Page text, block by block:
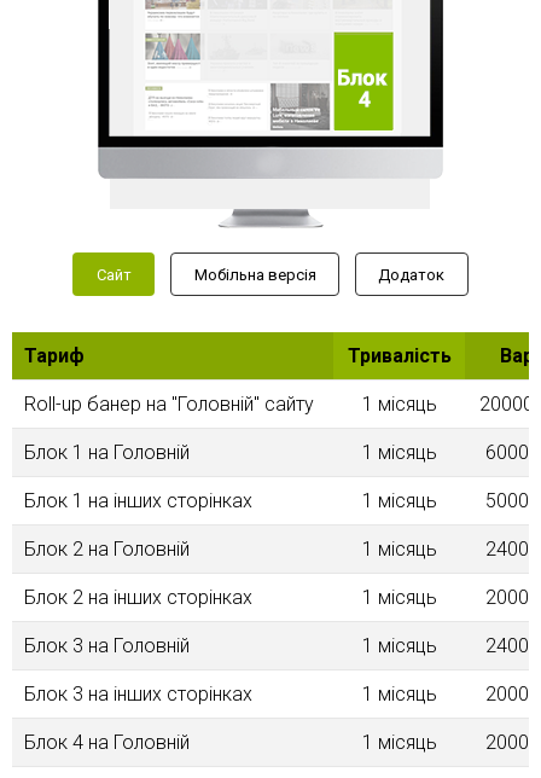
Сайт Мобільна версія Додаток
Тариф Тривалість
Roll-up банер на "Головнiй" сайту 1 місяць
Блок 1 на Головнiй 1 місяць
Блок 1 на інших сторінках 1 місяць
Блок 2 на Головнiй 1 місяць
Блок 2 на інших сторінках 1 місяць
Блок 3 на Головній 1 місяць
Блок 3 на інших сторінках 1 місяць
Блок 4 на Головнiй 1 місяць